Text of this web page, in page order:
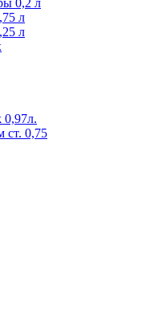
0,2 л
л
л
0,97л.
ст. 0,75